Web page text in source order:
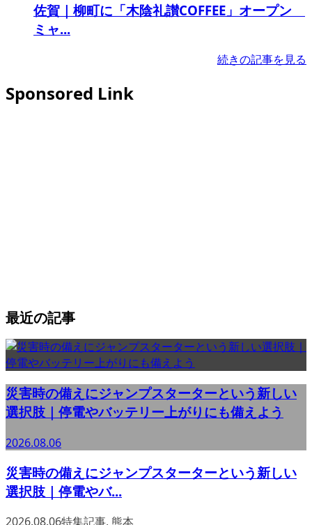
佐賀｜柳町に「木陰礼讃COFFEE」オープン
ミャ...
続きの記事を見る
Sponsored Link
最近の記事
災害時の備えにジャンプスターターという新しい
選択肢｜停電やバッテリー上がりにも備えよう
2026.08.06
災害時の備えにジャンプスターターという新しい
選択肢｜停電やバ...
2026.08.06特集記事, 熊本